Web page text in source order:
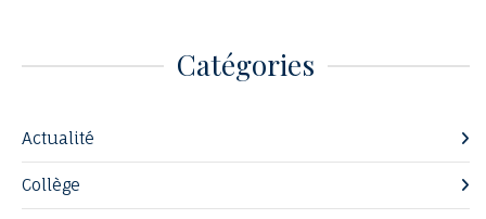
Catégories
Actualité
Collège